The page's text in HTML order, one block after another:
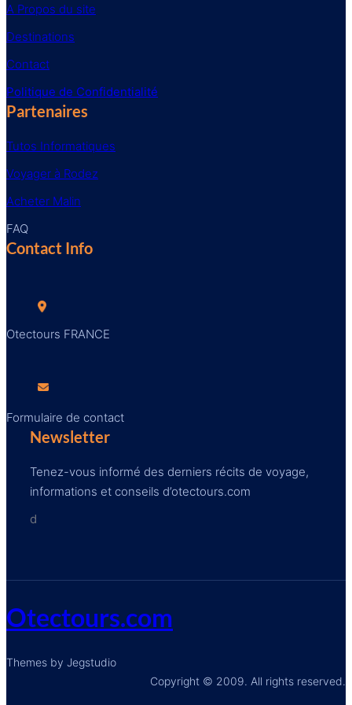
A Propos du site
Destinations
Contact
Politique de Confidentialité
Partenaires
Tutos Informatiques
Voyager à Rodez
Acheter Malin
FAQ
Contact Info
Otectours FRANCE
Formulaire de contact
Newsletter
Tenez-vous informé des derniers récits de voyage,
informations et conseils d’otectours.com
d
Otectours.com
Themes by Jegstudio
Copyright © 2009. All rights reserved.